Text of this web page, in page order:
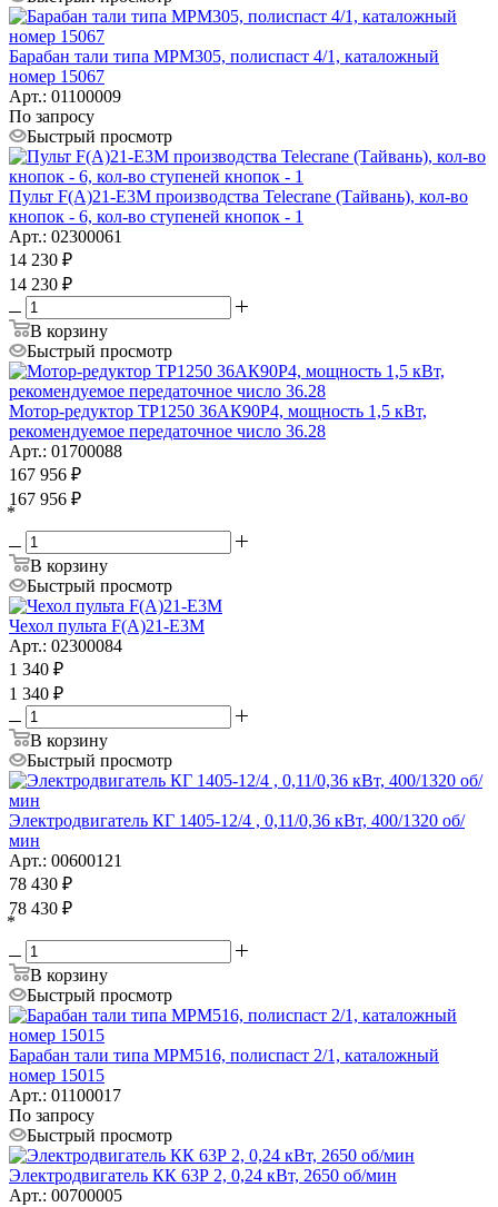
Барабан тали типа MPM305, полиспаст 4/1, каталожный
номер 15067
Арт.: 01100009
По запросу
Быстрый просмотр
Пульт F(A)21-E3M производства Telecrane (Тайвань), кол-во
кнопок - 6, кол-во ступеней кнопок - 1
Арт.: 02300061
14 230 ₽
14 230 ₽
В корзину
Быстрый просмотр
Мотор-редуктор ТР1250 36АК90Р4, мощность 1,5 кВт,
рекомендуемое передаточное число 36.28
Арт.: 01700088
167 956 ₽
167 956 ₽
*
В корзину
Быстрый просмотр
Чехол пульта F(A)21-E3М
Арт.: 02300084
1 340 ₽
1 340 ₽
В корзину
Быстрый просмотр
Электродвигатель КГ 1405-12/4 , 0,11/0,36 кВт, 400/1320 об/
мин
Арт.: 00600121
78 430 ₽
78 430 ₽
*
В корзину
Быстрый просмотр
Барабан тали типа MPM516, полиспаст 2/1, каталожный
номер 15015
Арт.: 01100017
По запросу
Быстрый просмотр
Электродвигатель КК 63Р 2, 0,24 кВт, 2650 об/мин
Арт.: 00700005